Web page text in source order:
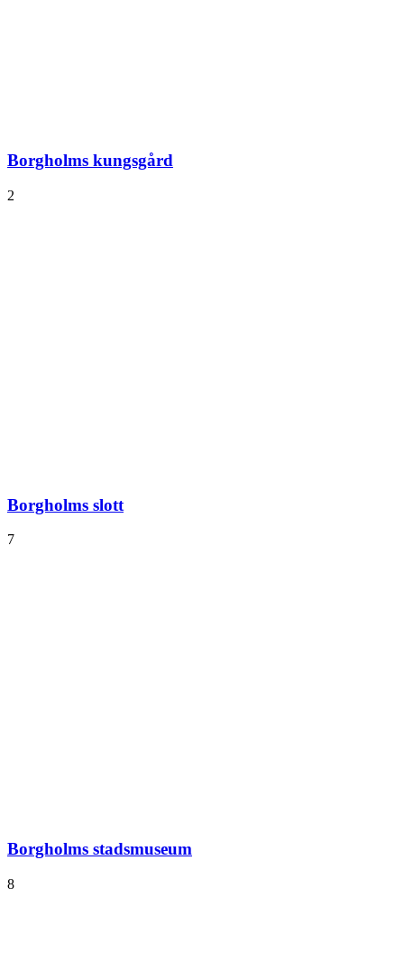
Borgholms kungsgård
2
Borgholms slott
7
Borgholms stadsmuseum
8